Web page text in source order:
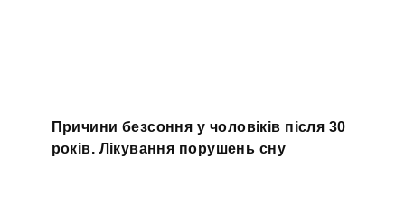
Причини безсоння у чоловіків після 30
років. Лікування порушень сну